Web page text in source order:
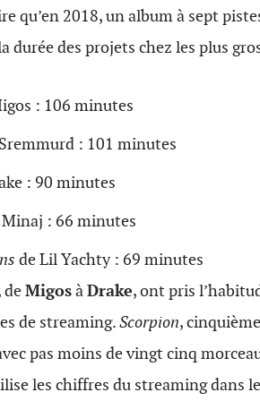
qu’en 2018, un album à sept
durée des projets chez les plus
: 106 minutes
: 101 minutes
: 90 minutes
: 66 minutes
de Lil Yachty : 69 minutes
deMigosàDrake, ont pris
de streaming.Scorpion,
pas moins de vingt cinq
les chiffres du streaming dans